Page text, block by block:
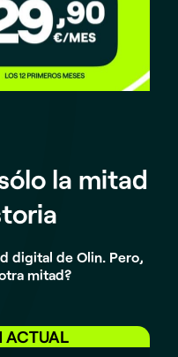
la mitad
digital de Olin. Pero,
mitad?
ACTUAL